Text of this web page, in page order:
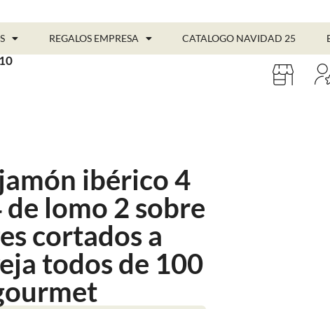
REGALOS EMPRESA CATALOGO NAVIDAD 25
ibérico 4
lomo 2 sobre
cortados a
todos de 100